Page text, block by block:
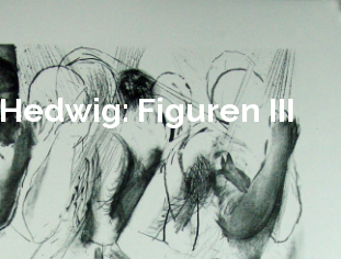
Figuren III